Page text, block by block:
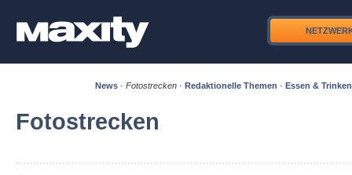
News· Fotostrecken· Redaktionelle Themen · Essen & Trinken
Fotostrecken